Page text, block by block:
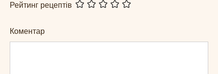
Рейтинг рецептів
Коментар